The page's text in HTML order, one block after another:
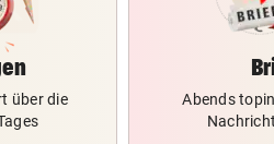
über die
Abends